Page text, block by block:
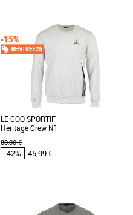
Vêtements pas cher et Promos
Vêtements
Ce pull à col zippé pour homme est
entièrement conçu en coton biologique,
cultivé de manière responsable [...]
LE COQ SPORTIF
Heritage Crew N1
80,00 €
-42% 45,99 €